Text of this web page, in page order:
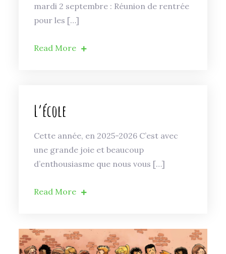
mardi 2 septembre : Réunion de rentrée
pour les […]
Read More
L’école
Cette année, en 2025-2026 C’est avec
une grande joie et beaucoup
d’enthousiasme que nous vous […]
Read More